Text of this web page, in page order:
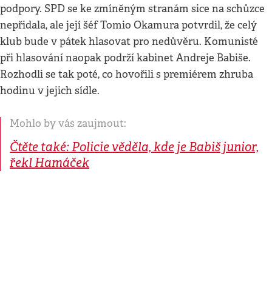
podpory. SPD se ke zmíněným stranám sice na schůzce
nepřidala, ale její šéf Tomio Okamura potvrdil, že celý
klub bude v pátek hlasovat pro nedůvěru. Komunisté
při hlasování naopak podrží kabinet Andreje Babiše.
Rozhodli se tak poté, co hovořili s premiérem zhruba
hodinu v jejich sídle.
Mohlo by vás zaujmout:
Čtěte také: Policie věděla, kde je Babiš junior,
řekl Hamáček